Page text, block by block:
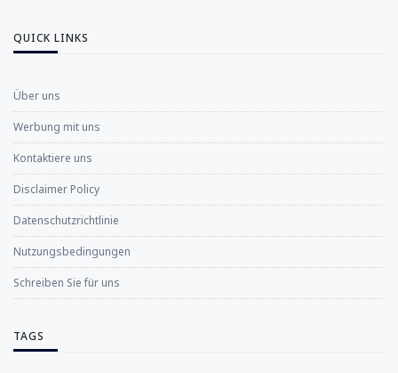
QUICK LINKS
Über uns
Werbung mit uns
Kontaktiere uns
Disclaimer Policy
Datenschutzrichtlinie
Nutzungsbedingungen
Schreiben Sie für uns
TAGS